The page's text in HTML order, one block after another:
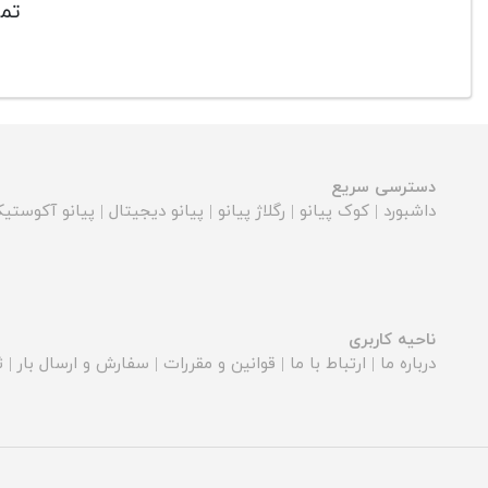
دسترسی سریع
داشبورد | کوک پیانو | رگلاژ پیانو | پیانو دیجیتال | پیانو
ناحیه کاربری
درباره ما | ارتباط با ما | قوانین و مقررات | سفارش و ارسال بار |